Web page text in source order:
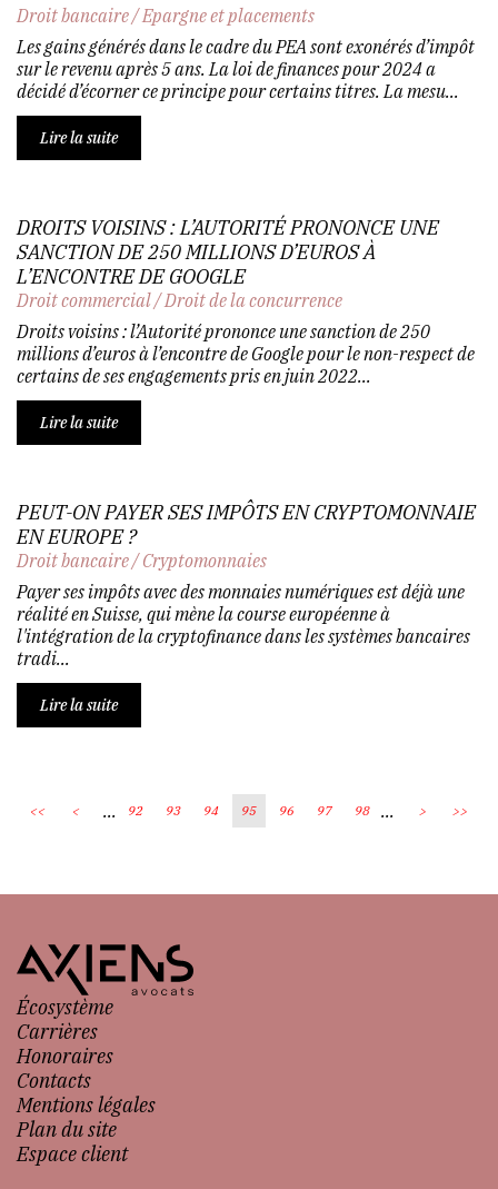
Droit bancaire/Epargne et placements
Les gains générés dans le cadre du PEA sont exonérés d’impôt
sur le revenu après 5 ans. La loi de finances pour 2024 a
décidé d’écorner ce principe pour certains titres. La mesu...
Lire la suite
DROITS VOISINS : L’AUTORITÉ PRONONCE UNE
SANCTION DE 250 MILLIONS D’EUROS À
L’ENCONTRE DE GOOGLE
Droit commercial/Droit de la concurrence
Droits voisins : l’Autorité prononce une sanction de 250
millions d’euros à l’encontre de Google pour le non-respect de
certains de ses engagements pris en juin 2022...
Lire la suite
PEUT-ON PAYER SES IMPÔTS EN CRYPTOMONNAIE
EN EUROPE ?
Droit bancaire/Cryptomonnaies
Payer ses impôts avec des monnaies numériques est déjà une
réalité en Suisse, qui mène la course européenne à
l'intégration de la cryptofinance dans les systèmes bancaires
tradi...
Lire la suite
<< < ... 92 93 94 95 96 97 98 ... > >>
Écosystème
Carrières
Honoraires
Contacts
Mentions légales
Plan du site
Espace client